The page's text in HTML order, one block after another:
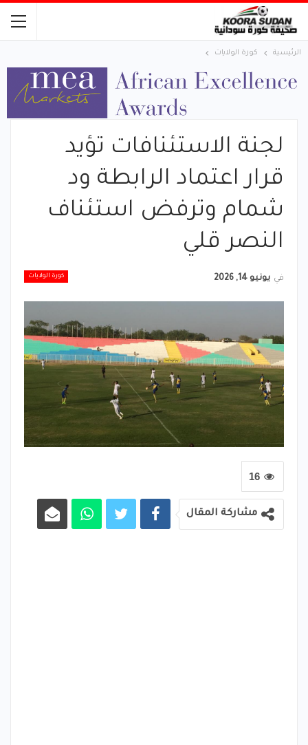
الرئيسية كورة الولايات
لجنة الاستئنافات تؤيد
قرار اعتماد الرابطة ود
شمام وترفض استئناف
النصر قلي
كورة الولايات في يونيو 14, 2026
16
مشاركة المقال